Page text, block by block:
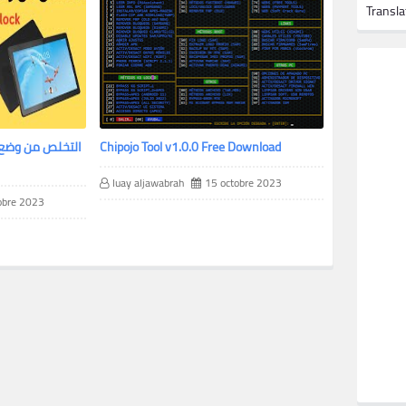
2023
Chipojo Tool v1.0.0 Free Download​
luay aljawabrah 15 octobre 2023